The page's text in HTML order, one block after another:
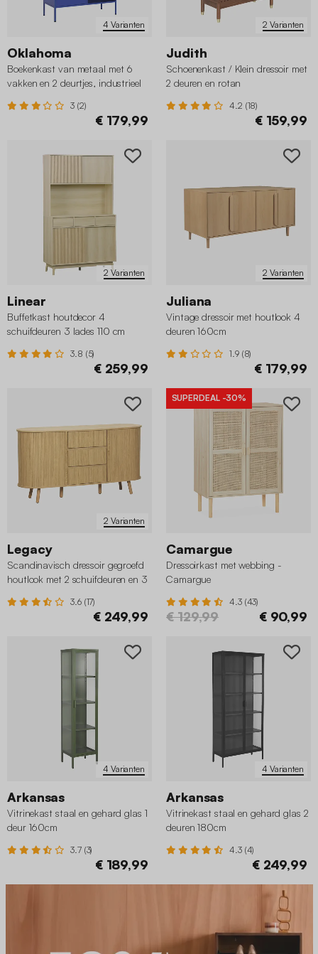
4 Varianten
Oklahoma
Boekenkast van metaal met 6
vakken en 2 deurtjes, industrieel
3 (2)
€ 179,99
2 Varianten
Judith
Schoenenkast / Klein dressoir met
2 deuren en rotan
4.2 (18)
€ 159,99
2 Varianten
Linear
Buffetkast houtdecor 4
schuifdeuren 3 lades 110 cm
3.8 (5)
€ 259,99
2 Varianten
Juliana
Vintage dressoir met houtlook 4
deuren 160cm
1.9 (8)
€ 179,99
2 Varianten
Legacy
Scandinavisch dressoir gegroefd
houtlook met 2 schuifdeuren en 3
3.6 (17)
€ 249,99
SUPERDEAL -30%
Camargue
Dressoirkast met webbing -
Camargue
4.3 (43)
€ 129,99 € 90,99
4 Varianten
Arkansas
Vitrinekast staal en gehard glas 1
deur 160cm
3.7 (3)
€ 189,99
4 Varianten
Arkansas
Vitrinekast staal en gehard glas 2
deuren 180cm
4.3 (4)
€ 249,99